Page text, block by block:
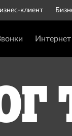
клиент
Интернет